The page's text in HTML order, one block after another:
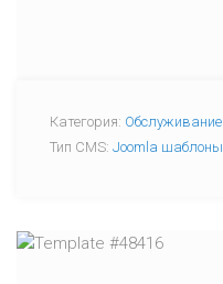
Категория: Обслуживание
Тип CMS: Joomla шаблоны